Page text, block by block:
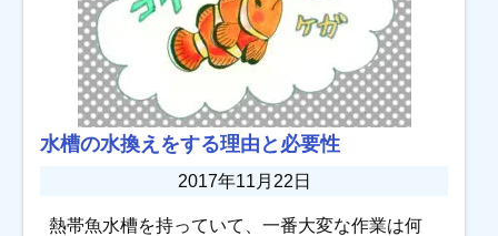
水槽の水換えをする理由と必要性
2017年11月22日
熱帯魚水槽を持っていて、一番大変な作業は何